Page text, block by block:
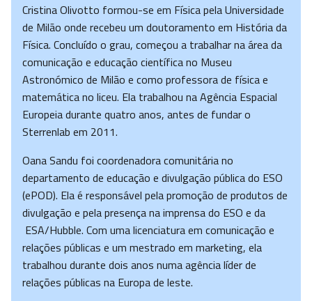
Cristina Olivotto formou-se em Física pela Universidade
de Milão onde recebeu um doutoramento em História da
Física. Concluído o grau, começou a trabalhar na área da
comunicação e educação científica no Museu
Astronómico de Milão e como professora de física e
matemática no liceu. Ela trabalhou na Agência Espacial
Europeia durante quatro anos, antes de fundar o
Sterrenlab em 2011.
Oana Sandu foi coordenadora comunitária no
departamento de educação e divulgação pública do ESO
(ePOD). Ela é responsável pela promoção de produtos de
divulgação e pela presença na imprensa do ESO e da
ESA/Hubble. Com uma licenciatura em comunicação e
relações públicas e um mestrado em marketing, ela
trabalhou durante dois anos numa agência líder de
relações públicas na Europa de leste.